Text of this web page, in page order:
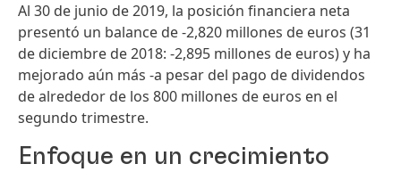
Al 30 de junio de 2019, la posición financiera neta
presentó un balance de -2,820 millones de euros (31
de diciembre de 2018: -2,895 millones de euros) y ha
mejorado aún más -a pesar del pago de dividendos
de alrededor de los 800 millones de euros en el
segundo trimestre.
Enfoque en un crecimiento